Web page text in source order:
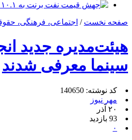
جهش قیمت نفت برنت به ۱۱۰.۱ دلار
صفحه نخست / اجتماعی، فرهنگی،
هیئت‌مدیره جدید
سینما معرفی شدند
کد نوشته: 140650
مهر نیوز
۲۰ آذر
93 بازدید
۰